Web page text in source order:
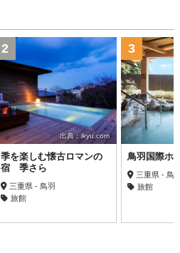
出典：ikyu.com
2
季を楽しむ懐古ロマンの
宿 季さら
三重県 - 鳥羽
旅館
3
鳥羽国際ホ
三重県 - 鳥
旅館